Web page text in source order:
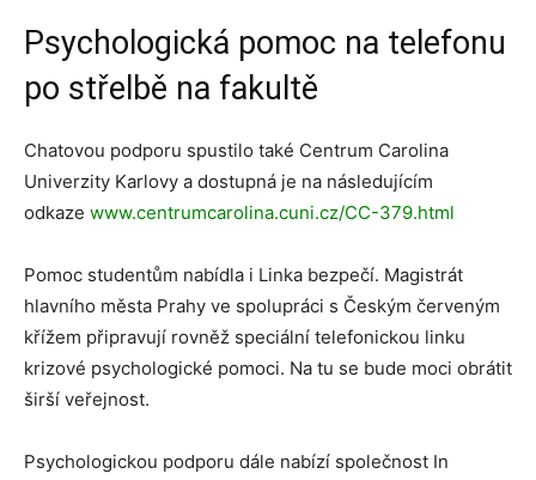
Psychologická pomoc na telefonu
po střelbě na fakultě
Chatovou podporu spustilo také Centrum Carolina
Univerzity Karlovy a dostupná je na následujícím
odkaze www.centrumcarolina.cuni.cz/CC-379.html
Pomoc studentům nabídla i Linka bezpečí. Magistrát
hlavního města Prahy ve spolupráci s Českým červeným
křížem připravují rovněž speciální telefonickou linku
krizové psychologické pomoci. Na tu se bude moci obrátit
širší veřejnost.
Psychologickou podporu dále nabízí společnost In